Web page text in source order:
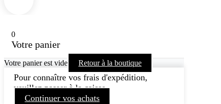
0
Votre panier
Votre panier est vide Retour à la boutique
Pour connaître vos frais d'expédition,
veuillez passer à la caisse.
Continuer vos achats